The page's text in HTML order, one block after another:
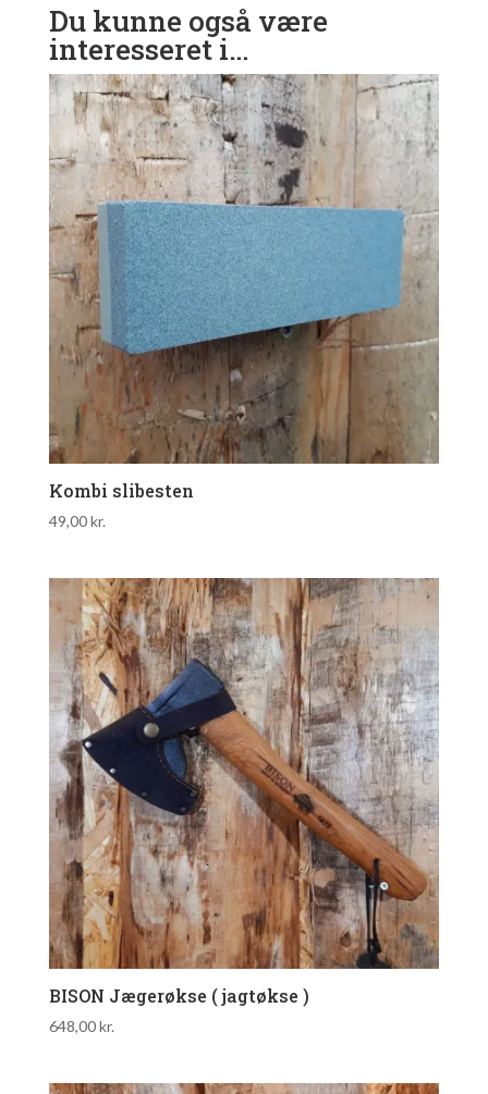
Du kunne også være
interesseret i…
Kombi slibesten
49,00kr.
BISON Jægerøkse ( jagtøkse )
648,00kr.